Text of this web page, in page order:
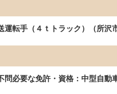
運転手（４ｔトラック）（所沢
問必要な免許・資格：中型自動